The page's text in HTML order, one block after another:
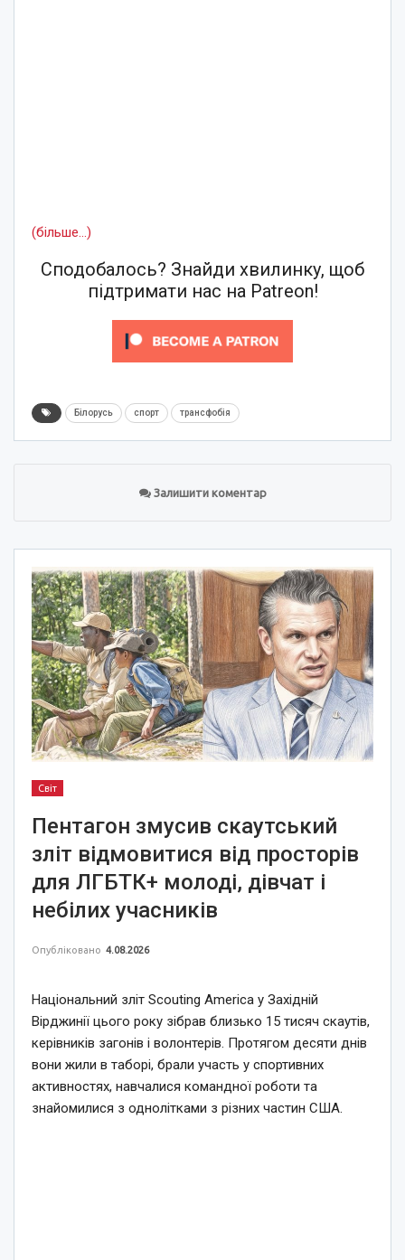
(більше…)
Сподобалось? Знайди хвилинку, щоб
підтримати нас на Patreon!
Білорусь спорт трансфобія
Залишити коментар
Світ
Пентагон змусив скаутський
зліт відмовитися від просторів
для ЛГБТК+ молоді, дівчат і
небілих учасників
Опубліковано 4.08.2026
Національний зліт Scouting America у Західній
Вірджинії цього року зібрав близько 15 тисяч скаутів,
керівників загонів і волонтерів. Протягом десяти днів
вони жили в таборі, брали участь у спортивних
активностях, навчалися командної роботи та
знайомилися з однолітками з різних частин США.